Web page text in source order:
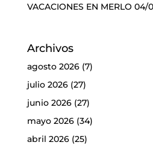
VACACIONES EN MERLO 04/
Archivos
agosto 2026(7)
julio 2026(27)
junio 2026(27)
mayo 2026(34)
abril 2026(25)